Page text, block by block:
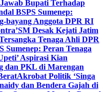
Bupati Terhadap
BSPS Sumenep:
bayang Anggota DPR RI
Desak Kejati Jatim
Tenaga Ahli DPR
Sumenep: Peran Tenaga
Aspirasi Kian
dan PKL di Marengan
Akrobat Politik ‘Singa
dan Bendera Gajah di